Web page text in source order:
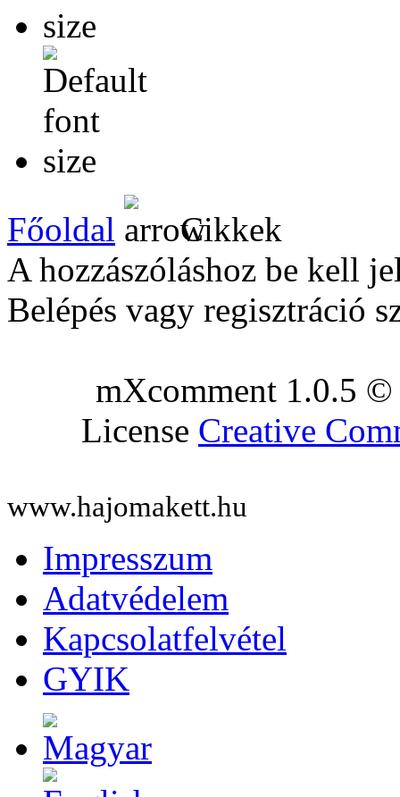
Főoldal
Cikkek
A hozzászóláshoz be kell
Belépés vagy regisztráció
mXcomment 1.0.5
License Creative
www.hajomakett.hu
Impresszum
Adatvédelem
Kapcsolatfelvétel
GYIK